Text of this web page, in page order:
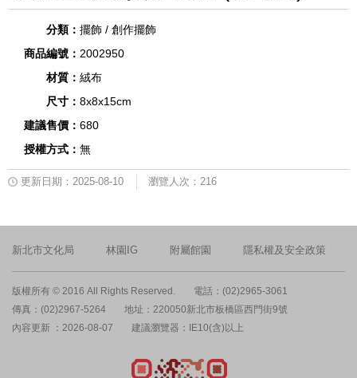
分類： 擺飾 / 創作擺飾
商品編號： 2002950
材質： 絨布
尺寸： 8x8x15cm
建議售價： 680
授權方式： 無
更新日期：2025-08-10 瀏覽人次：216
新北市文化局 林園IG 附屬館園 隱私權及安全政策
版權所有 © 2016 All Rights Reserved.
電話：(02)2965-3061
傳真：(02)2967-5264
地址：220050新北市板橋區西門街9號
內容更新 ：2026-08-07
建議瀏覽器：IE10(含)以上